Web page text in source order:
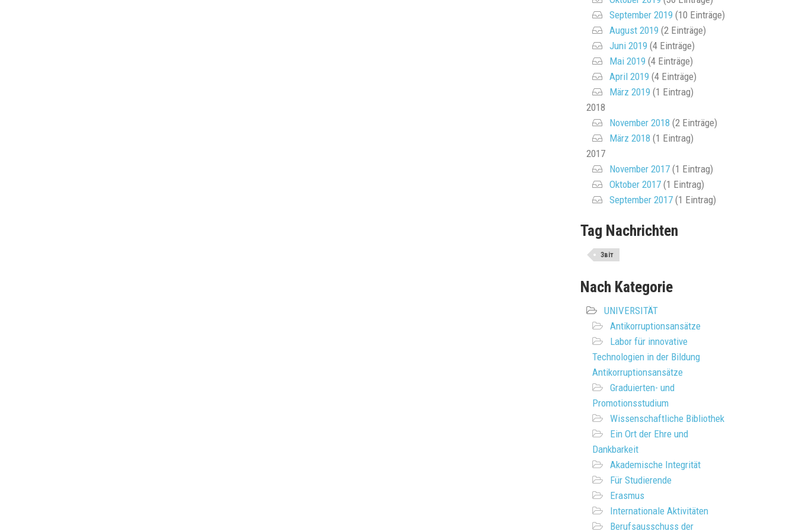
September 2019 (10 Einträge)
August 2019 (2 Einträge)
Juni 2019 (4 Einträge)
Mai 2019 (4 Einträge)
April 2019 (4 Einträge)
März 2019 (1 Eintrag)
2018
November 2018 (2 Einträge)
März 2018 (1 Eintrag)
2017
November 2017(1 Eintrag)
Oktober 2017(1 Eintrag)
September 2017(1 Eintrag)
Tag Nachrichten
Звіт
Nach Kategorie
UNIVERSITÄT
Antikorruptionsansätze
Labor für innovative
Technologien in der Bildung
Antikorruptionsansätze
Graduierten- und
Promotionsstudium
Wissenschaftliche Bibliothek
Ein Ort der Ehre und
Dankbarkeit
Akademische Integrität
Für Studierende
Erasmus
Internationale Aktivitäten
Berufsausschuss der